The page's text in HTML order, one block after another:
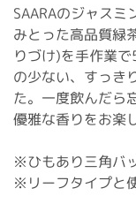
SAARAのジャス
みとった高品質緑
りづけ)を手作業
の少ない、すっき
た。一度飲んだら
優雅な香りをお楽
※ひもあり三角バ
※リーフタイプと